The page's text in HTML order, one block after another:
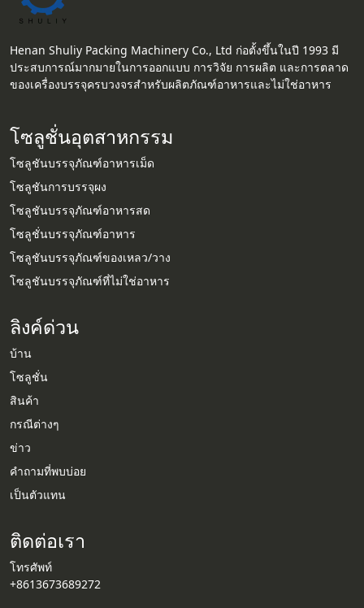
Henan Shuliy Packing Machinery Co., Ltd ก่อตั้งขึ้นในปี 1993 มี
ประสบการณ์มากมายในการออกแบบ การวิจัย การผลิต และการตลาด
ของเครื่องบรรจุครบวงจรสำหรับผลิตภัณฑ์อาหารและไม่ใช่อาหาร
โซลูชั่นอุตสาหกรรม
โซลูชันบรรจุภัณฑ์อาหารเม็ด
โซลูชันการบรรจุผง
โซลูชันบรรจุภัณฑ์อาหารสด
โซลูชั่นบรรจุภัณฑ์อาหาร
โซลูชันบรรจุภัณฑ์ของเหลว/วาง
โซลูชันบรรจุภัณฑ์ที่ไม่ใช่อาหาร
ลิงค์ด่วน
บ้าน
โซลูชั่น
สินค้า
กรณีต่างๆ
ข่าว
คำถามที่พบบ่อย
เป็นตัวแทน
ติดต่อเรา
โทรศัพท์
+8613673689272